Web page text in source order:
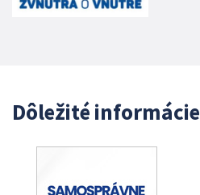
Dôležité informácie